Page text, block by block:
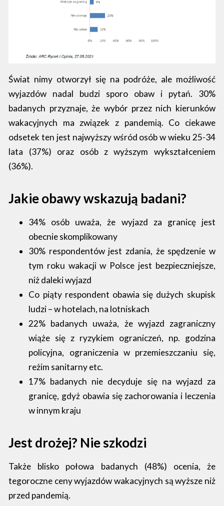
Świat nimy otworzył się na podróże, ale możliwość
wyjazdów nadal budzi sporo obaw i pytań. 30%
badanych przyznaje, że wybór przez nich kierunków
wakacyjnych ma związek z pandemią. Co ciekawe
odsetek ten jest najwyższy wśród osób w wieku 25-34
lata (37%) oraz osób z wyższym wykształceniem
(36%).
Jakie obawy wskazują badani?
34% osób uważa, że wyjazd za granicę jest
obecnie skomplikowany
30% respondentów jest zdania, że spędzenie w
tym roku wakacji w Polsce jest bezpieczniejsze,
niż daleki wyjazd
Co piąty respondent obawia się dużych skupisk
ludzi – w hotelach, na lotniskach
22% badanych uważa, że wyjazd zagraniczny
wiąże się z ryzykiem ograniczeń, np. godzina
policyjna, ograniczenia w przemieszczaniu się,
reżim sanitarny etc.
17% badanych nie decyduje się na wyjazd za
granicę, gdyż obawia się zachorowania i leczenia
w innym kraju
Jest drożej? Nie szkodzi
Także blisko połowa badanych (48%) ocenia, że
tegoroczne ceny wyjazdów wakacyjnych są wyższe niż
przed pandemią.